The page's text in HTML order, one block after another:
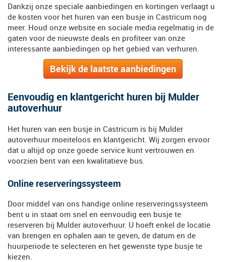
Dankzij onze speciale aanbiedingen en kortingen verlaagt u
de kosten voor het huren van een busje in Castricum nog
meer. Houd onze website en sociale media regelmatig in de
gaten voor de nieuwste deals en profiteer van onze
interessante aanbiedingen op het gebied van verhuren.
Bekijk de laatste aanbiedingen
Eenvoudig en klantgericht huren bij Mulder
autoverhuur
Het huren van een busje in Castricum is bij Mulder
autoverhuur moeiteloos en klantgericht. Wij zorgen ervoor
dat u altijd op onze goede service kunt vertrouwen en
voorzien bent van een kwalitatieve bus.
Online reserveringssysteem
Door middel van ons handige online reserveringssysteem
bent u in staat om snel en eenvoudig een busje te
reserveren bij Mulder autoverhuur. U hoeft enkel de locatie
van brengen en ophalen aan te geven, de datum en de
huurperiode te selecteren en het gewenste type busje te
kiezen.